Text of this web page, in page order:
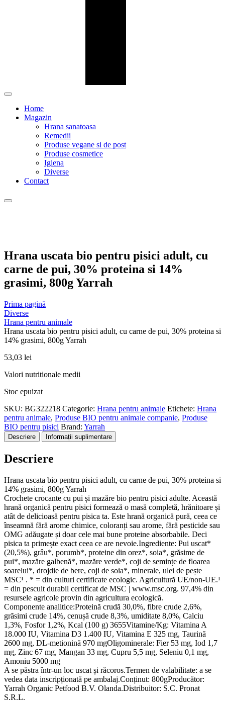
Home
Magazin
Hrana sanatoasa
Remedii
Produse vegane si de post
Produse cosmetice
Igiena
Diverse
Contact
Hrana uscata bio pentru pisici adult, cu
carne de pui, 30% proteina si 14%
grasimi, 800g Yarrah
Prima pagină
Diverse
Hrana pentru animale
Hrana uscata bio pentru pisici adult, cu carne de pui, 30% proteina si
14% grasimi, 800g Yarrah
53,03 lei
Valori nutritionale medii
Stoc epuizat
SKU: BG322218 Categorie: Hrana pentru animale Etichete: Hrana
pentru animale, Produse BIO pentru animale companie, Produse
BIO pentru pisici Brand: Yarrah
Descriere Informații suplimentare
Descriere
Hrana uscata bio pentru pisici adult, cu carne de pui, 30% proteina si
14% grasimi, 800g Yarrah
Crochete crocante cu pui și mazăre bio pentru pisici adulte. Această
hrană organică pentru pisici formează o masă completă, hrănitoare și
atât de delicioasă pentru pisica ta. Este hrană organică pură, ceea ce
înseamnă fără arome chimice, coloranți sau arome, fără pesticide sau
OMG adăugate și doar cele mai bune proteine absorbabile. Deci
pisica ta primește exact ceea ce are nevoie.Ingrediente: Pui uscat*
(20,5%), grâu*, porumb*, proteine din orez*, soia*, grăsime de
pui*, mazăre galbenă*, mazăre verde*, coji de semințe de floarea
soarelui*, drojdie de bere, coji de soia*, minerale, ulei de pește
MSC¹ . * = din culturi certificate ecologic. Agricultură UE/non-UE.¹
= din pescuit durabil certificat de MSC | www.msc.org. 97,4% din
resursele agricole provin din agricultura ecologică.
Componente analitice:Proteină crudă 30,0%, fibre crude 2,6%,
grăsimi crude 14%, cenușă crude 8,3%, umiditate 8,0%, Calciu
1,3%, Fosfor 1,2%, Kcal (100 g) 3655Vitamine/Kg: Vitamina A
18.000 IU, Vitamina D3 1.400 IU, Vitamina E 325 mg, Taurină
2600 mg, DL-metionină 970 mgOligominerale: Fier 53 mg, Iod 1,7
mg, Zinc 67 mg, Mangan 33 mg, Cupru 5,5 mg, Seleniu 0,1 mg,
Amoniu 5000 mg
A se păstra într-un loc uscat și răcoros.Termen de valabilitate: a se
vedea data inscripționată pe ambalaj.Conținut: 800gProducător:
Yarrah Organic Petfood B.V. Olanda.Distribuitor: S.C. Pronat
S.R.L.